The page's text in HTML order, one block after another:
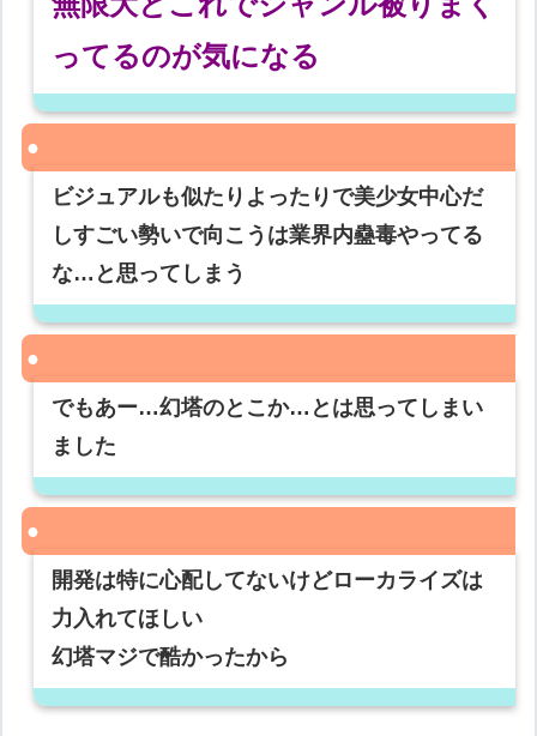
ってるのが気になる
ビジュアルも似たりよったりで美少女中心だ
しすごい勢いで向こうは業界内蠱毒やってる
な…と思ってしまう
でもあー…幻塔のとこか…とは思ってしまい
ました
開発は特に心配してないけどローカライズは
力入れてほしい
幻塔マジで酷かったから